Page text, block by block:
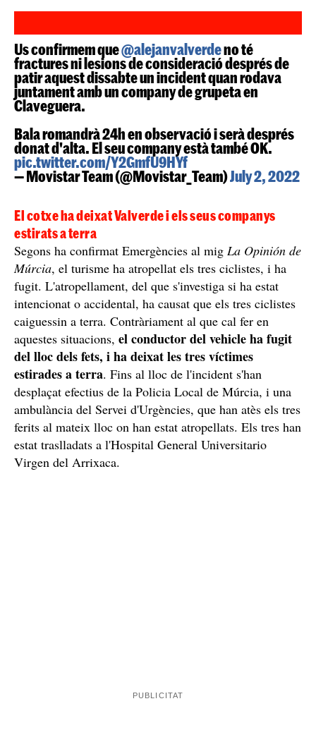
Us confirmem que@alejanvalverdeno té
fractures ni lesions de consideració després de
patir aquest dissabte un incident quan rodava
juntament amb un company de grupeta en
Claveguera.
Bala romandrà 24h en observació i serà després
donat d'alta. El seu company està també OK.
pic.twitter.com/Y2GmfU9HYf
— Movistar Team (@Movistar_Team)July 2, 2022
El cotxe ha deixat Valverde i els seus companys
estirats a terra
Segons ha confirmat Emergències al mig La Opinión de
Múrcia, el turisme ha atropellat els tres ciclistes, i ha
fugit. L'atropellament, del que s'investiga si ha estat
intencionat o accidental, ha causat que els tres ciclistes
caiguessin a terra. Contràriament al que cal fer en
aquestes situacions, el conductor del vehicle ha fugit
del lloc dels fets, i ha deixat les tres víctimes
estirades a terra. Fins al lloc de l'incident s'han
desplaçat efectius de la Policia Local de Múrcia, i una
ambulància del Servei d'Urgències, que han atès els tres
ferits al mateix lloc on han estat atropellats. Els tres han
estat traslladats a l'Hospital General Universitario
Virgen del Arrixaca.